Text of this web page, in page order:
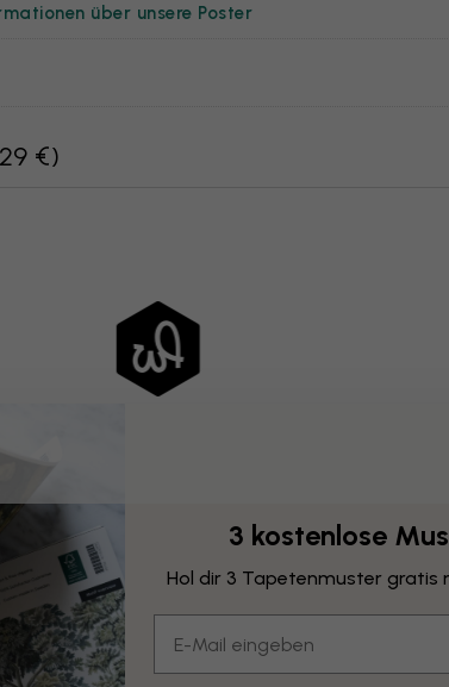
über unsere Poster
€)
Botanische Kunst
3 kostenlose
Hol dir 3 Tapetenmuster gratis